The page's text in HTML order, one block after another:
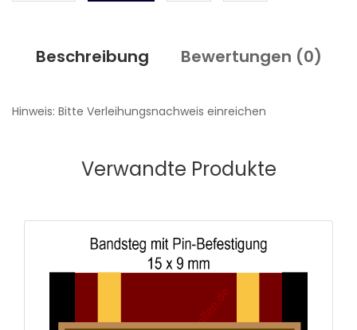
Beschreibung Bewertungen (0)
Hinweis: Bitte Verleihungsnachweis einreichen
Verwandte Produkte